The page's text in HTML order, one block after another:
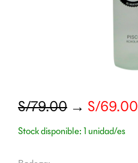
S/79.00 → S/69.00
Stock disponible: 1 unidad/es